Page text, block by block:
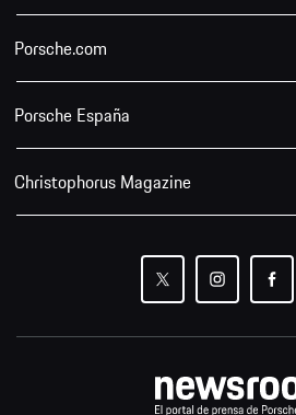
Porsche.com
Porsche España
Christophorus Magazine